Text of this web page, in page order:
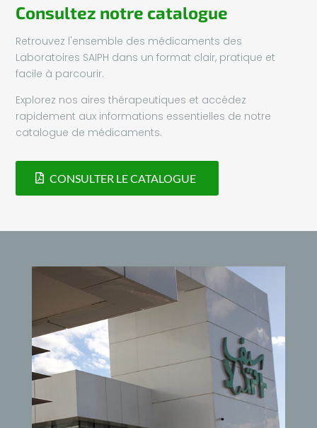
Consultez notre catalogue
Retrouvez l'ensemble des médicaments des
Laboratoires SAIPH dans un format clair, pratique et
facile à parcourir.
Explorez nos aires thérapeutiques et accédez
rapidement aux informations essentielles de notre
catalogue de médicaments.
CONSULTER LE CATALOGUE